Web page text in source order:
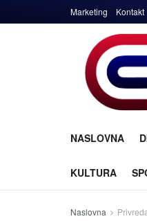
Marketing Kontakt
NASLOVNA
KULTURA
Naslovna